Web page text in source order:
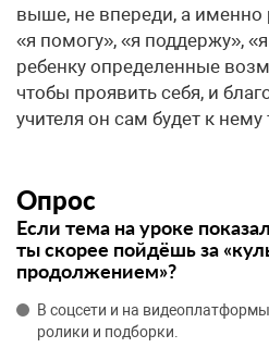
выше, не впереди, а именно
«я помогу», «я поддержу»,
ребенку определенные
чтобы проявить себя, и
учителя он сам будет к
Опрос
Если тема на уроке
ты скорее пойдёшь за
продолжением»?
В соцсети и на
ролики и подборки.